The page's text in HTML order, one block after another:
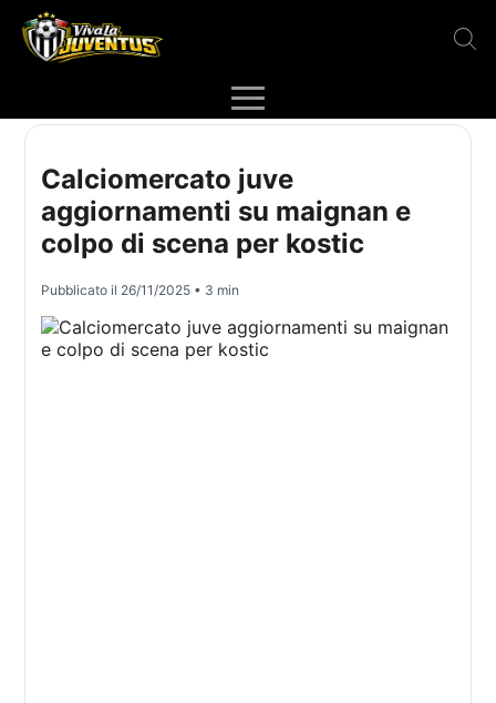
Calciomercato juve
aggiornamenti su maignan e
colpo di scena per kostic
Pubblicato il 26/11/2025 • 3 min